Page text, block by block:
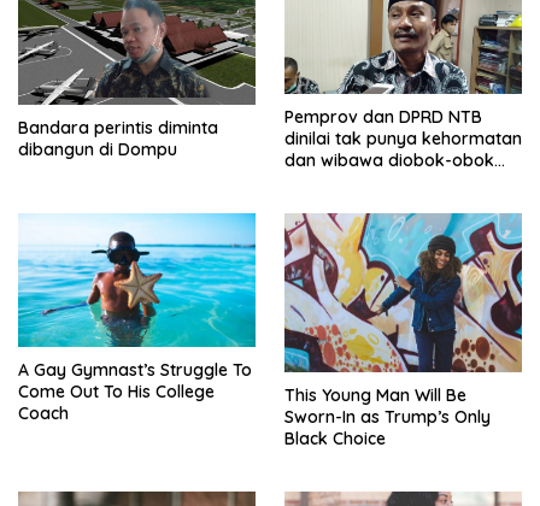
Bandara perintis diminta
dibangun di Dompu
Pemprov dan DPRD NTB
dinilai tak punya kehormatan
dan wibawa diobok-obok
A Gay Gymnast’s Struggle To
Come Out To His College
Coach
This Young Man Will Be
Sworn-In as Trump’s Only
Black Choice